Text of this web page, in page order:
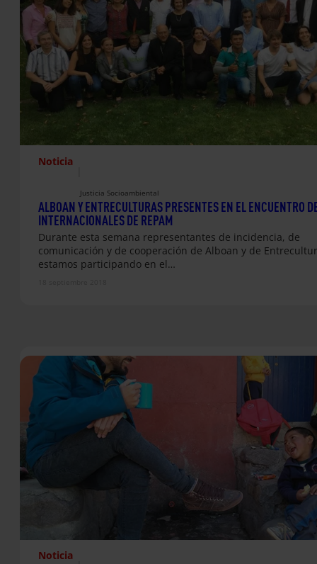
Noticia
Justicia Socioambiental
ALBOAN Y ENTRECULTURAS PRESENTES EN EL ENCUENTRO
INTERNACIONALES DE REPAM
Durante esta semana representantes de incidencia, de
comunicación y de cooperación de Alboan y de
estamos participando en el…
Noticia